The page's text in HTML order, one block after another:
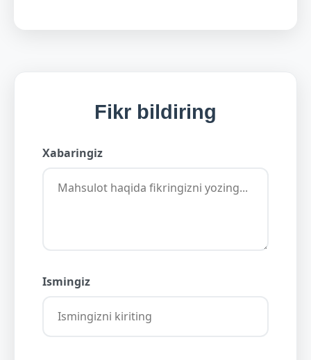
Fikr bildiring
Xabaringiz
Ismingiz